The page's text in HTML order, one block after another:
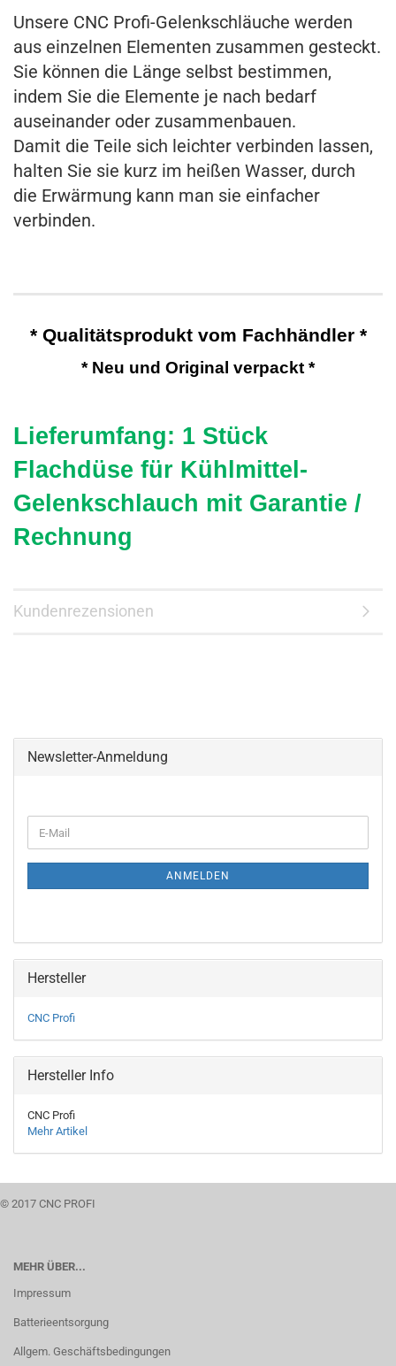
Unsere CNC Profi-Gelenkschläuche werden
aus einzelnen Elementen zusammen gesteckt.
Sie können die Länge selbst bestimmen,
indem Sie die Elemente je nach bedarf
auseinander oder zusammenbauen.
Damit die Teile sich leichter verbinden lassen,
halten Sie sie kurz im heißen Wasser, durch
die Erwärmung kann man sie einfacher
verbinden.
* Qualitätsprodukt vom Fachhändler *
* Neu und Original verpackt *
Lieferumfang: 1 Stück
Flachdüse für Kühlmittel-
Gelenkschlauch mit Garantie /
Rechnung
Kundenrezensionen
Newsletter-Anmeldung
ZUR
E-
Mail
ANMELDEN
Hersteller
CNC Profi
Hersteller Info
CNC Profi
Mehr Artikel
© 2017 CNC PROFI
MEHR ÜBER...
Impressum
Batterieentsorgung
Allgem. Geschäftsbedingungen